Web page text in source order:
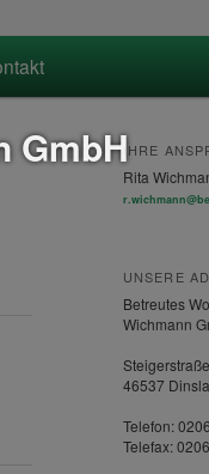
GmbHIHRE
Rita
UNSERE
Betreutes
Wichmann
46537
Telefon:
Telefax: